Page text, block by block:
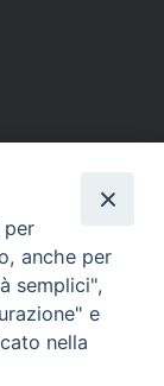
- 13:00
per
anche per
semplici",
e
nella